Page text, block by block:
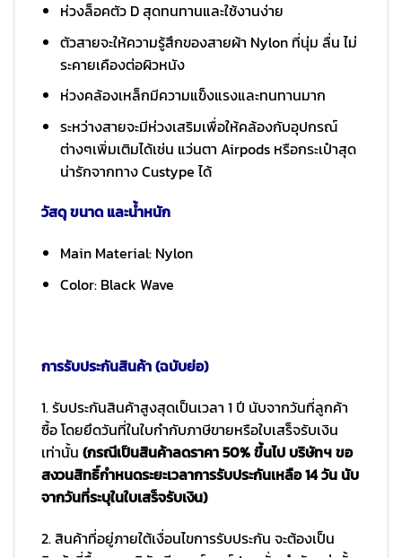
ห่วงล็อคตัว D สุดทนทานและใช้งานง่าย
ตัวสายจะให้ความรู้สึกของสายผ้า Nylon ที่นุ่ม ลื่น ไม่
ระคายเคืองต่อผิวหนัง
ห่วงคล้องเหล็กมีความแข็งแรงและทนทานมาก
ระหว่างสายจะมีห่วงเสริมเพื่อให้คล้องกับอุปกรณ์
ต่างๆเพิ่มเติมได้เช่น แว่นตา Airpods หรือกระเป๋าสุด
น่ารักจากทาง Custype ได้
วัสดุ ขนาด และน้ำหนัก
Main Material: Nylon
Color: Black Wave
การรับประกันสินค้า (ฉบับย่อ)
1. รับประกันสินค้าสูงสุดเป็นเวลา 1 ปี นับจากวันที่ลูกค้า
ซื้อ โดยยึดวันที่ในใบกำกับภาษีขายหรือใบเสร็จรับเงิน
เท่านั้น (กรณีเป็นสินค้าลดราคา 50% ขึ้นไป บริษัทฯ ขอ
สงวนสิทธิ์กำหนดระยะเวลาการรับประกันเหลือ 14 วัน นับ
จากวันที่ระบุในใบเสร็จรับเงิน)
2. สินค้าที่อยู่ภายใต้เงื่อนไขการรับประกัน จะต้องเป็น